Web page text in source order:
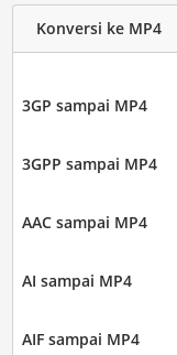
Konversi ke MP4
3GP sampai MP4
3GPP sampai MP4
AAC sampai MP4
AI sampai MP4
AIF sampai MP4